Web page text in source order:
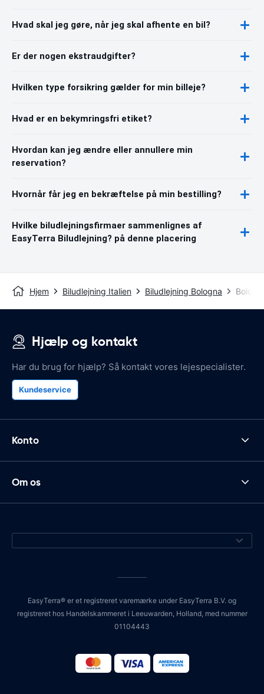
Hvad skal jeg gøre, når jeg skal afhente en bil?
Er der nogen ekstraudgifter?
Hvilken type forsikring gælder for min billeje?
Hvad er en bekymringsfri etiket?
Hvordan kan jeg ændre eller annullere min
reservation?
Hvornår får jeg en bekræftelse på min bestilling?
Hvilke biludlejningsfirmaer sammenlignes af
EasyTerra Biludlejning? på denne placering
Hjem Biludlejning Italien Biludlejning Bologna
Hjælp og kontakt
Har du brug for hjælp? Så kontakt vores lejespecialister.
Kundeservice
Konto
Om os
EasyTerra® er et registreret varemærke under EasyTerra B.V. og
registreret hos Handelskammeret i Leeuwarden, Holland, med nummer
01104443